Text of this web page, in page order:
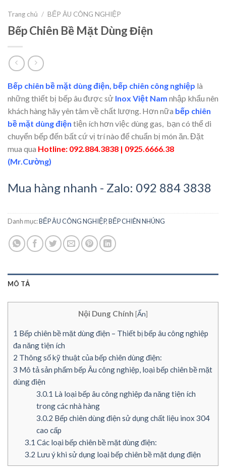
Trang chủ / BẾP ÂU CÔNG NGHIỆP
Bếp Chiên Bề Mặt Dùng Điện
Bếp chiên bề mặt dùng điện, bếp chiên công nghiệp là
những thiết bị bếp âu được sử Inox Việt Nam nhập khẩu nên
khách hàng hãy yên tâm về chất lượng. Hơn nữa bếp chiên
bề mặt dùng điện tiện ích hơn việc dùng gas, bạn có thể di
chuyển bếp đến bất cứ vị trí nào để chuẩn bị món ăn. Đặt
mua qua Hotline: 092.884.3838 | 0925.6666.38
(Mr.Cường)
Mua hàng nhanh - Zalo: 092 884 3838
Danh mục:BẾP ÂU CÔNG NGHIỆP,BẾP CHIÊN NHÚNG
MÔ TẢ
Nội Dung Chính [Ẩn]
1 Bếp chiên bề mặt dùng điện – Thiết bị bếp âu công nghiệp
đa năng tiện ích
2 Thông số kỹ thuật của bếp chiên dùng điện:
3 Mô tả sản phẩm bếp Âu công nghiệp, loại bếp chiên bề mặt
dùng điện
3.0.1 Là loại bếp âu công nghiệp đa năng tiện ích
trong các nhà hàng
3.0.2 Bếp chiên dùng điện sử dụng chất liệu inox 304
cao cấp
3.1 Các loại bếp chiên bề mặt dùng điện:
3.2 Lưu ý khi sử dụng loại bếp chiên bề mặt dụng điện